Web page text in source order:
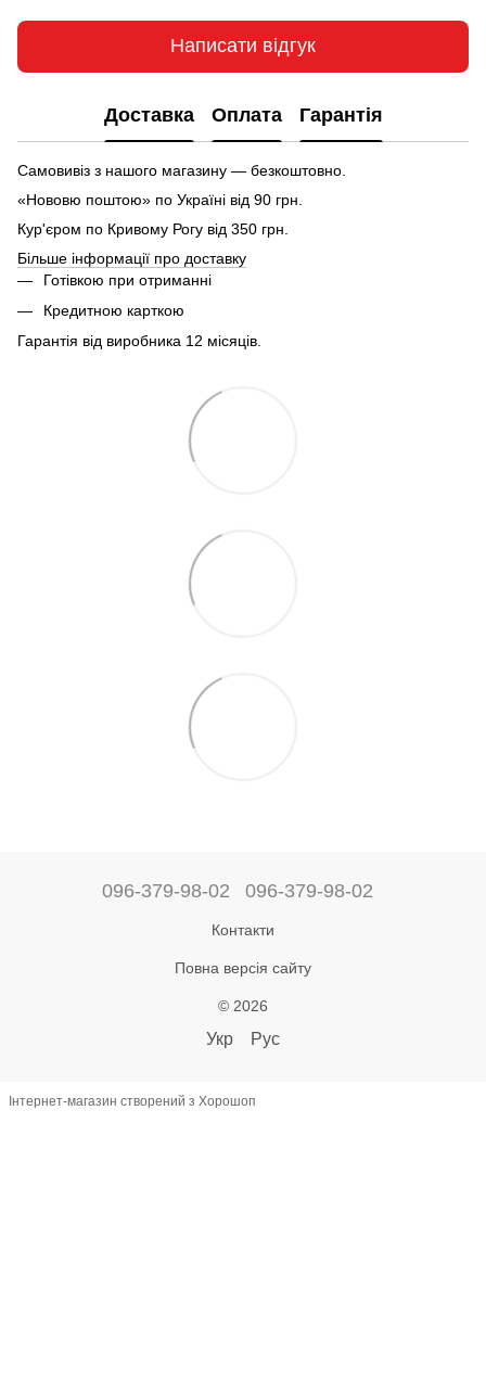
Написати відгук
Доставка Оплата Гарантія
Самовивіз з нашого магазину — безкоштовно.
«Нововю поштою» по Україні від 90 грн.
Кур'єром по Кривому Рогу від 350 грн.
Більше інформації про доставку
Готівкою при отриманні
Кредитною карткою
Гарантія від виробника 12 місяців.
096-379-98-02 096-379-98-02
Контакти
Повна версія сайту
© 2026
Укр Рус
Інтернет-магазин створений з Хорошоп